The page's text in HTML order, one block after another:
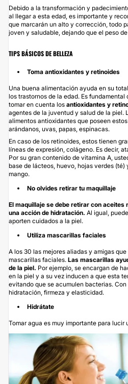
Debido a la transformación y
al llegar a esta edad, es importante y
que marcarán un alto y corrección, todo
joven y saludable, dejando que el peso
TIPS BÁSICOS DE BELLEZA
Toma antioxidantes y retinoides
Una buena alimentación ayuda en su
los trastornos de la edad. Es fundamental
tomar en cuenta los antioxidantes y
agentes de la juventud y salud de la piel.
alimentos antioxidantes que poseen
arándanos, uvas, papas, espinacas.
En caso de los retinoides, estos tienen
líneas de expresión, colágeno. Es decir,
Por su gran contenido de vitamina A,
base de lácteos, huevo, hojas verdes (té)
mango.
No olvides retirar tu maquillaje
El maquillaje se debe retirar con
una acción de hidratación. Al igual,
aporten cuidados a la piel.
Utiliza mascarillas faciales
A los 30 las mejores aliadas y amigas
mascarillas faciales. Las mascarillas
de la piel. Por ejemplo, se encargan de
en la piel y a su vez inducen a que esta
evitando que se acumulen bacterias.
hidratación, firmeza y elasticidad.
Hidrátate
Tomar agua es muy importante para lucir